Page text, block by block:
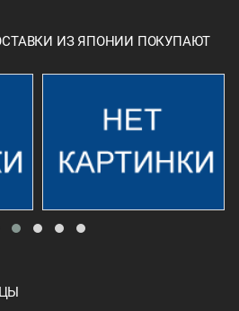
ИЗ ЯПОНИИ ПОКУПАЮТ